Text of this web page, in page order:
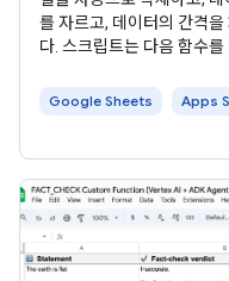
를 자르고, 데이터의 간격
다. 스크립트는 다음 함수를
솔루션의 Apps Script 코
Google Sheets Apps